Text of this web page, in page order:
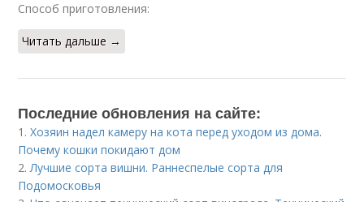
Способ приготовления:
Читать дальше →
Последние обновления на сайте:
1.Хозяин надел камеру на кота перед уходом из дома.
Почему кошки покидают дом
2.Лучшие сорта вишни. Раннеспелые сорта для
Подомосковья